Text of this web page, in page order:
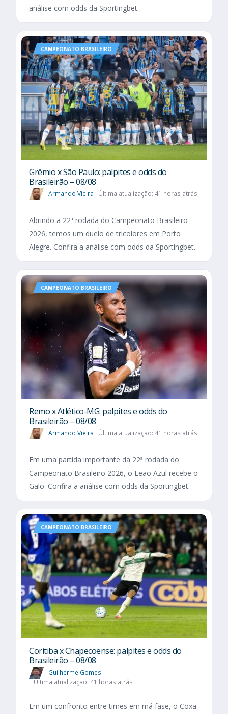
análise com odds da Sportingbet.
CAMPEONATO BRASILEIRO
Grêmio x São Paulo: palpites e odds do
Brasileirão – 08/08
Armando Vieira Última atualização: 41 horas atrás
Abrindo a 22ª rodada do Campeonato Brasileiro
2026, temos um duelo de tricolores em Porto
Alegre. Confira a análise com odds da Sportingbet.
CAMPEONATO BRASILEIRO
Remo x Atlético-MG: palpites e odds do
Brasileirão – 08/08
Armando Vieira Última atualização: 41 horas atrás
Em uma partida importante da 22ª rodada do
Campeonato Brasileiro 2026, o Leão Azul recebe o
Galo. Confira a análise com odds da Sportingbet.
CAMPEONATO BRASILEIRO
Coritiba x Chapecoense: palpites e odds do
Brasileirão – 08/08
Guilherme Gomes
Última atualização: 41 horas atrás
Em um confronto entre times em má fase, o Coxa